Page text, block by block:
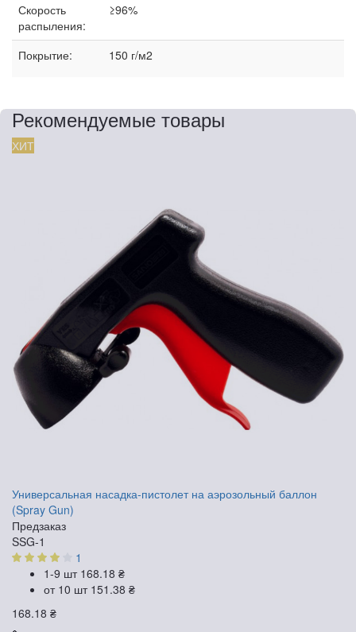
Скорость
распыления:
≥96%
Покрытие: 150 г/м2
Рекомендуемые товары
ХИТ
Универсальная насадка-пистолет на аэрозольный баллон
(Spray Gun)
Предзаказ
SSG-1
1
1-9 шт 168.18 ₴
от 10 шт 151.38 ₴
168.18 ₴